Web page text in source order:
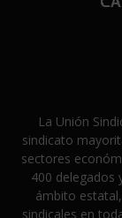
La Unión
sindicato
sectores
400 delegados
ámbito
sindicales en